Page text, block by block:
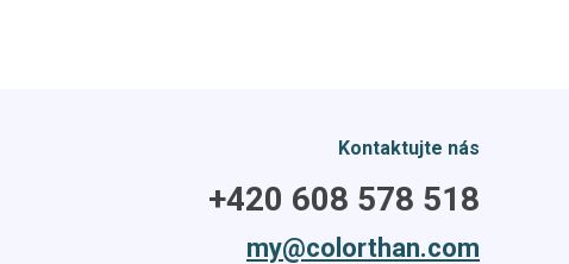
Kontaktujte nás
+420 608 578 518
my@colorthan.com